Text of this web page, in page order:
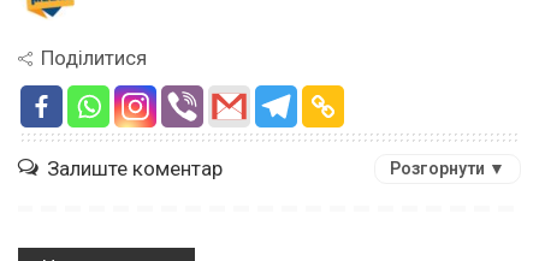
Поділитися
Залиште коментар Розгорнути ▼